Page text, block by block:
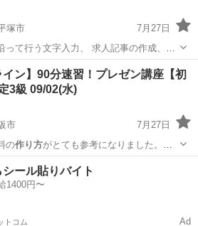
塚市
7月27日
担当していただきます。 ・未経験の
・作業量に応じて報 酬アップが見込めま
ペーン ペース
イン】90分速習！プレゼン講座【初
3級 09/02(水)
市
7月27日
・資料の作り方がとても参考になりました。そ
オンライン
シール貼りバイト
1400円〜
トコム Ad